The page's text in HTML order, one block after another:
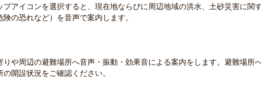
アイコンを選択すると、現在地ならびに周辺地域の洪水、土砂災害に関
の恐れなど）を音声で案内します。
や周辺の避難場所へ音声・振動・効果音による案内をします。避難場所
開設状況をご確認ください。